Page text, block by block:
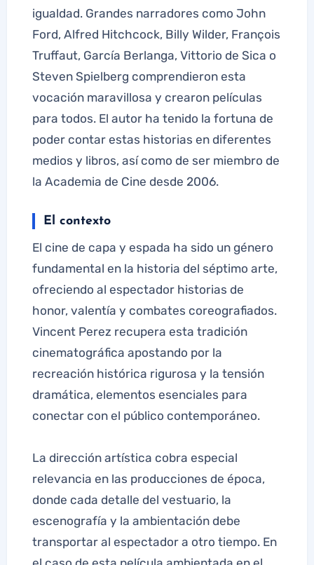
igualdad. Grandes narradores como John
Ford, Alfred Hitchcock, Billy Wilder, François
Truffaut, García Berlanga, Vittorio de Sica o
Steven Spielberg comprendieron esta
vocación maravillosa y crearon películas
para todos. El autor ha tenido la fortuna de
poder contar estas historias en diferentes
medios y libros, así como de ser miembro de
la Academia de Cine desde 2006.
El contexto
El cine de capa y espada ha sido un género
fundamental en la historia del séptimo arte,
ofreciendo al espectador historias de
honor, valentía y combates coreografiados.
Vincent Perez recupera esta tradición
cinematográfica apostando por la
recreación histórica rigurosa y la tensión
dramática, elementos esenciales para
conectar con el público contemporáneo.
La dirección artística cobra especial
relevancia en las producciones de época,
donde cada detalle del vestuario, la
escenografía y la ambientación debe
transportar al espectador a otro tiempo. En